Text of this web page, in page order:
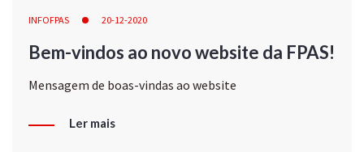
INFOFPAS 20-12-2020
Bem-vindos ao novo website da FPAS!
Mensagem de boas-vindas ao website
Ler mais